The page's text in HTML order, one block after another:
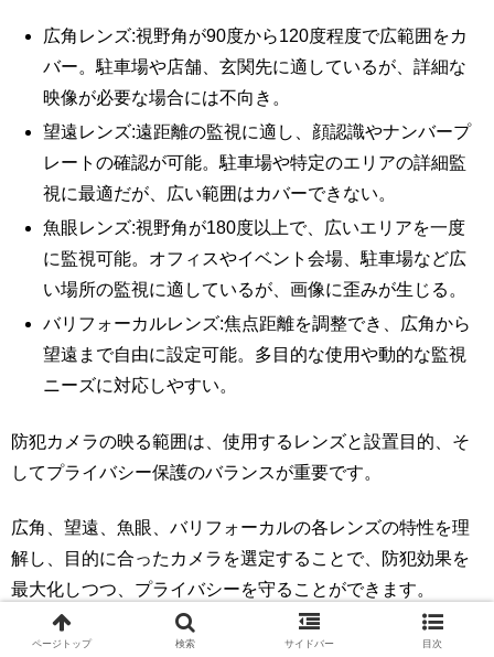
広角レンズ:視野角が90度から120度程度で広範囲をカ
バー。駐車場や店舗、玄関先に適しているが、詳細な
映像が必要な場合には不向き。
望遠レンズ:遠距離の監視に適し、顔認識やナンバープ
レートの確認が可能。駐車場や特定のエリアの詳細監
視に最適だが、広い範囲はカバーできない。
魚眼レンズ:視野角が180度以上で、広いエリアを一度
に監視可能。オフィスやイベント会場、駐車場など広
い場所の監視に適しているが、画像に歪みが生じる。
バリフォーカルレンズ:焦点距離を調整でき、広角から
望遠まで自由に設定可能。多目的な使用や動的な監視
ニーズに対応しやすい。
防犯カメラの映る範囲は、使用するレンズと設置目的、そ
してプライバシー保護のバランスが重要です。
広角、望遠、魚眼、バリフォーカルの各レンズの特性を理
解し、目的に合ったカメラを選定することで、防犯効果を
最大化しつつ、プライバシーを守ることができます。
ページトップ 検索 サイドバー 目次